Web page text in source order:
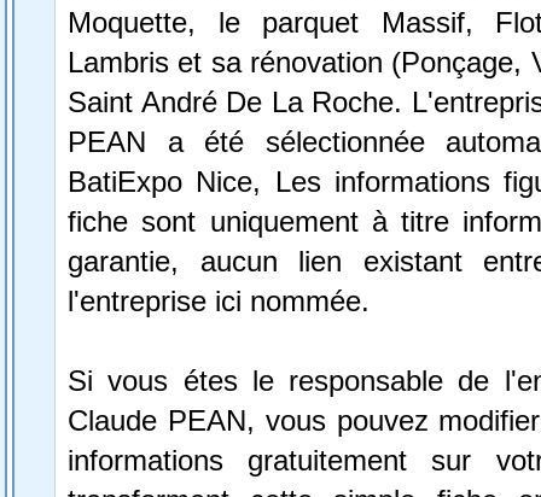
Moquette, le parquet Massif,
Lambris et sa rénovation (Ponçage,
Saint André De La Roche.
PEAN a été sélectionnée
BatiExpo Nice, Les informations
fiche sont uniquement à titre
garantie, aucun lien existant
l'entreprise ici nommée.
Si vous étes le responsable de
Claude PEAN, vous pouvez
informations gratuitement sur